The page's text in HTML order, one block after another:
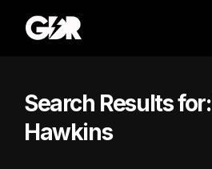
Search Results for:
Hawkins